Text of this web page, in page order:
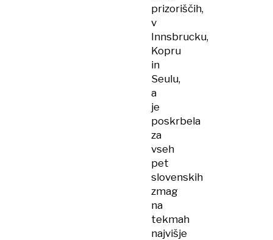
prizoriščih,
v
Innsbrucku,
Kopru
in
Seulu,
a
je
poskrbela
za
vseh
pet
slovenskih
zmag
na
tekmah
najvišje